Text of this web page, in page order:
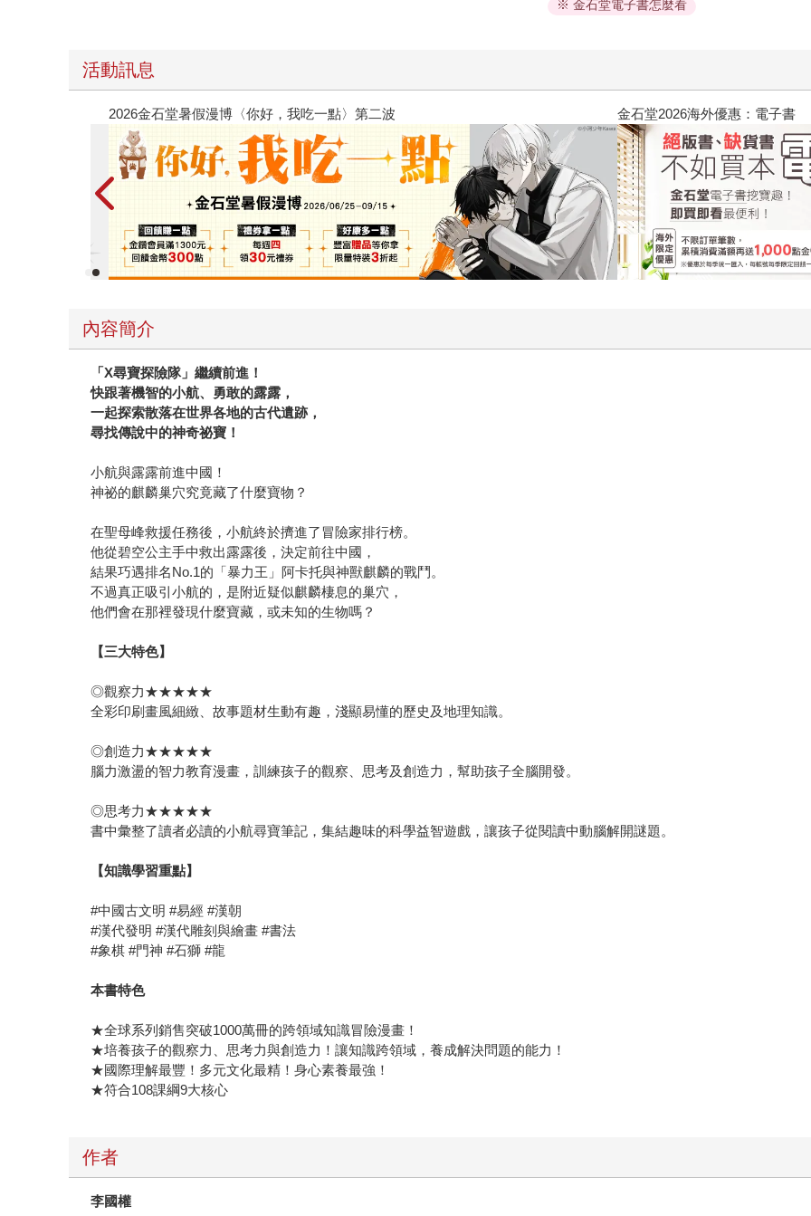
※ 金石堂電子書怎麼看
活動訊息
春光ｘ奇幻基地｜全書系展 2026金石堂暑假漫博〈你好，我
內容簡介
「X尋寶探險隊」繼續前進！
快跟著機智的小航、勇敢的露露，
一起探索散落在世界各地的古代遺跡，
尋找傳說中的神奇祕寶！
小航與露露前進中國！
神祕的麒麟巢穴究竟藏了什麼寶物？
在聖母峰救援任務後，小航終於擠進了冒險家排行榜。
他從碧空公主手中救出露露後，決定前往中國，
結果巧遇排名No.1的「暴力王」阿卡托與神獸麒麟的戰鬥。
不過真正吸引小航的，是附近疑似麒麟棲息的巢穴，
他們會在那裡發現什麼寶藏，或未知的生物嗎？
【三大特色】
◎觀察力★★★★★
全彩印刷畫風細緻、故事題材生動有趣，淺顯易懂的歷史及地理知識。
◎創造力★★★★★
腦力激盪的智力教育漫畫，訓練孩子的觀察、思考及創造力，幫助孩子全腦開發。
◎思考力★★★★★
書中彙整了讀者必讀的小航尋寶筆記，集結趣味的科學益智遊戲，讓孩子從閱讀中動腦解開謎題。
【知識學習重點】
#中國古文明 #易經 #漢朝
#漢代發明 #漢代雕刻與繪畫 #書法
#象棋 #門神 #石獅 #龍
本書特色
★全球系列銷售突破1000萬冊的跨領域知識冒險漫畫！
★培養孩子的觀察力、思考力與創造力！讓知識跨領域，養成解決問題的能力！
★國際理解最豐！多元文化最精！身心素養最強！
★符合108課綱9大核心
作者
李國權